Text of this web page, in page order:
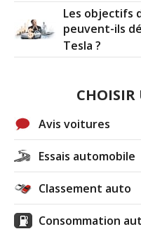
Les objectifs
peuvent-ils
Tesla ?
CHOISIR
Avis voitures
Essais automobile
Classement auto
Consommation